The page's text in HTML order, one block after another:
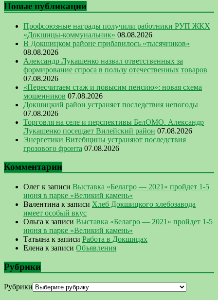
Новые публикации
Профсоюзные награды получили работники РУП ЖКХ
«Докшицы-коммунальник» 08.08.2026
В Докшицком районе прибавилось «тысячников»
08.08.2026
Александр Лукашенко назвал ответственных за
формирование спроса в пользу отечественных товаров
07.08.2026
«Пересчитаем стаж и повысим пенсию»: новая схема
мошенников 07.08.2026
Докшицкий район устраняет последствия непогоды
07.08.2026
Торговля на селе и перспективы БелОМО. Александр
Лукашенко посещает Вилейский район 07.08.2026
Энергетики Витебщины устраняют последствия
грозового фронта 07.08.2026
Комментарии
Олег к записи Выставка «Белагро — 2021» пройдет 1-5
июня в парке «Великий камень»
Валентина к записи Хлеб Докшицкого хлебозавода
имеет особый вкус
Ольга к записи Выставка «Белагро — 2021» пройдет 1-5
июня в парке «Великий камень»
Татьяна к записи Работа в Докшицах
Елена к записи Объявления
Рубрики
Рубрики